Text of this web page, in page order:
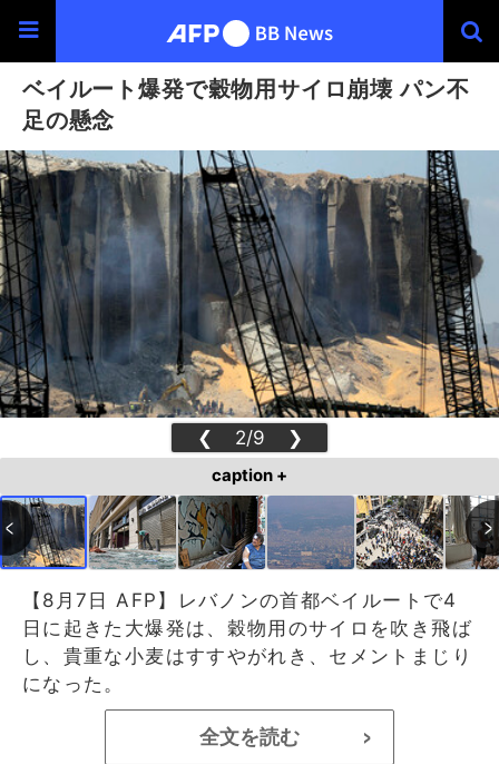
ベイルート爆発で穀物用サイロ崩壊 パン不
足の懸念
❮ 2/9 ❯
caption +
【8月7日 AFP】レバノンの首都ベイルートで4
日に起きた大爆発は、穀物用のサイロを吹き飛ば
し、貴重な小麦はすすやがれき、セメントまじり
になった。
全文を読む >